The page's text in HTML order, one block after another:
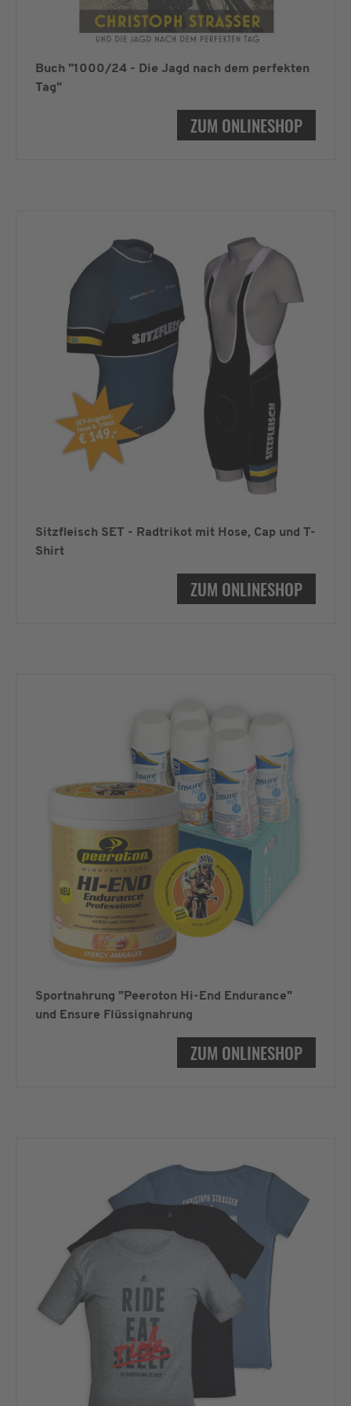
Buch "1000/24 - Die Jagd nach dem perfekten
Tag"
ZUM ONLINESHOP
Sitzfleisch SET - Radtrikot mit Hose, Cap und T-
Shirt
ZUM ONLINESHOP
Sportnahrung "Peeroton Hi-End Endurance"
und Ensure Flüssignahrung
ZUM ONLINESHOP